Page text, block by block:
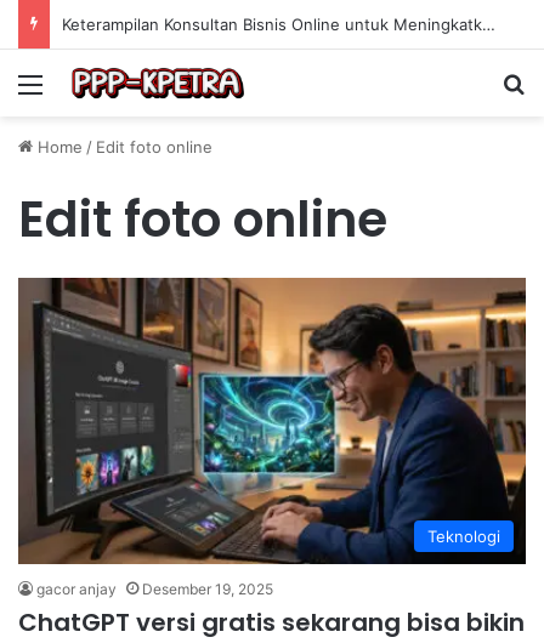
Keterampilan Konsultan Bisnis Online untuk Meningkatkan Pendapatan Berdasarkan Pengalaman Praktis
Menu
Home / Edit foto online
Edit foto online
Teknologi
gacor anjay Desember 19, 2025
ChatGPT versi gratis sekarang bisa bikin